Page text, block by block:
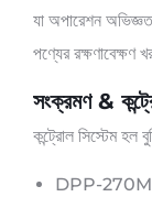
যা অপারেশন
পণ্যের রক্ষণাবেক্ষণ
সংক্রমণ &
কন্ট্রোল সিস্টেম হল
DPP-270Max